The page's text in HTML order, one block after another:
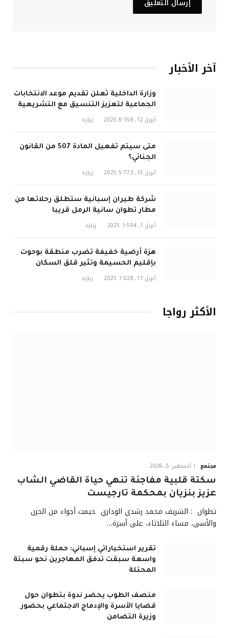
آخر الأخبار
وزارة الداخلية تُعلن تقديم موعد الانتخابات
الجماعية لتعزيز التنسيق مع التشريعية
في 2026
أبريل 12, 2025 8٬358 زيارة
متى سيتم تفعيل المادة 507 من القانون
الجنائي؟
أبريل 15, 2025 5٬773 زيارة
شركة طيران إسبانية ستطلق رحلاتها من
مطار تطوان سانية الرمل قريبا
أبريل 1, 2025 1٬594 زيارة
هزة أرضية خفيفة تضرب منطقة بوحوت
بإقليم الحسيمة وتثير قلق السكان
أبريل 11, 2025 1٬028 زيارة
الأكثر رواجا
مجتمع
أغسطس 5, 2026
سكتة قلبية مفاجئة تنهي حياة القاضي الشاب
عزيز بنزيان بمحكمة تارجيست
تطوان : الشريف محمد رشدي الوداري خيمت أجواء من الحزن
والأسى، مساء الثلاثاء، على أسرة…
تقرير استخباراتي إسباني: حملة رقمية
واسعة سبقت تدفق المهاجرين نحو سبتة
المحتلة
منصف الطوب يحضر ندوة بتطوان حول
قضايا الأسرة والإدماج الاجتماعي بحضور
وزيرة التضامن